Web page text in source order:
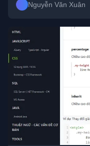
Nguyễn Văn Xuân